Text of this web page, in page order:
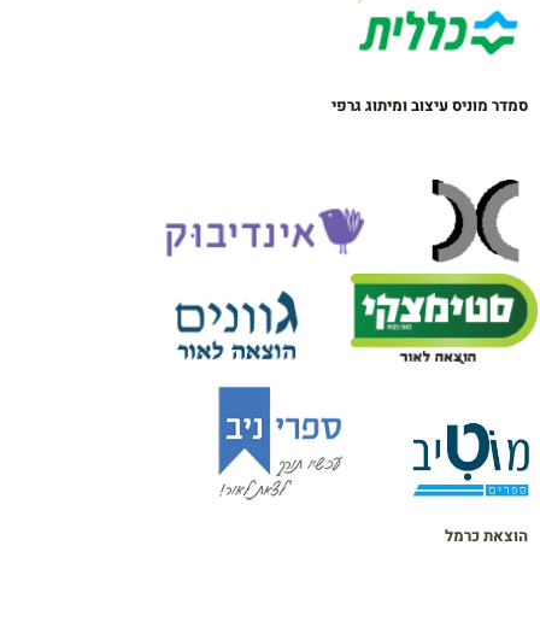
סמדר מוניס עיצוב ומיתוג גרפי
הוצאת כרמל